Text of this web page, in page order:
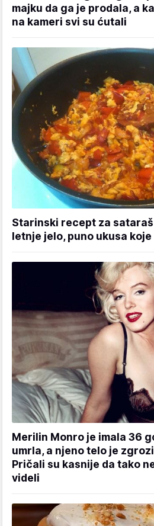
majku da ga je prodala, a
na kameri svi su ćutali
Starinski recept za
letnje jelo, puno ukusa
Merilin Monro je imala 36
umrla, a njeno telo je
Pričali su kasnije da tako
videli